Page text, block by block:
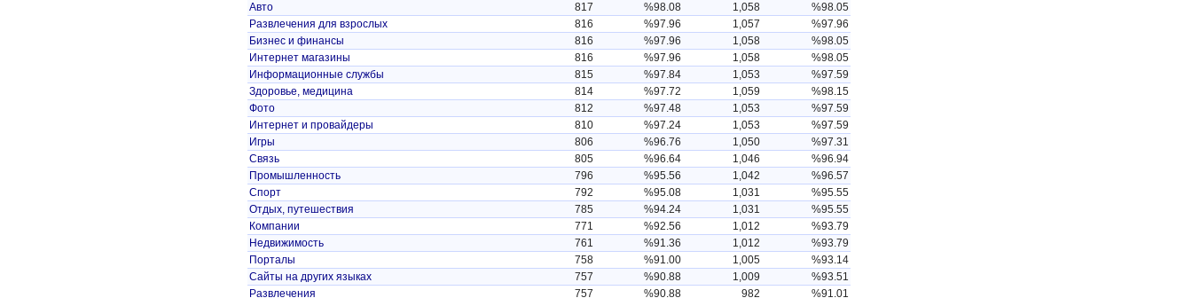
Авто
817 %98.08 1,058
%98.05
Развлечения для взрослых
816 %97.96 1,057
%97.96
Бизнес и финансы
816 %97.96 1,058
%98.05
Интернет магазины
816 %97.96 1,058
%98.05
Информационные службы
815 %97.84 1,053
%97.59
Здоровье, медицина
814 %97.72 1,059
%98.15
Фото
812 %97.48 1,053
%97.59
Интернет и провайдеры
810 %97.24 1,053
%97.59
Игры
806 %96.76 1,050
%97.31
Связь
805 %96.64 1,046
%96.94
Промышленность
796 %95.56 1,042
%96.57
Спорт
792 %95.08 1,031
%95.55
Отдых, путешествия
785 %94.24 1,031
%95.55
Компании
771 %92.56 1,012
%93.79
Недвижимость
761 %91.36 1,012
%93.79
Порталы
758 %91.00 1,005
%93.14
Сайты на других языках
757 %90.88 1,009
%93.51
Развлечения
757 %90.88 982 %91.01